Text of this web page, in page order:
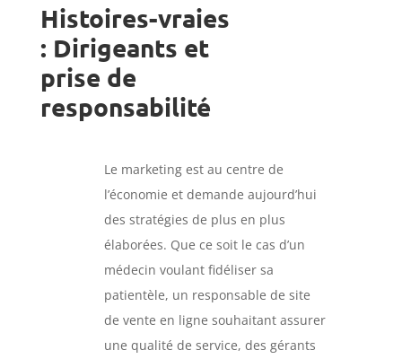
Histoires-vraies
: Dirigeants et
prise de
responsabilité
Le marketing est au centre de
l’économie et demande aujourd’hui
des stratégies de plus en plus
élaborées. Que ce soit le cas d’un
médecin voulant fidéliser sa
patientèle, un responsable de site
de vente en ligne souhaitant assurer
une qualité de service, des gérants